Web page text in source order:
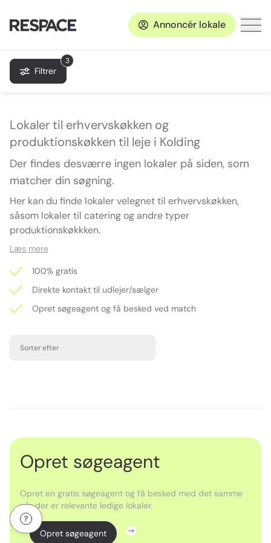
Annoncér lokale
3
Filtrer
Lokaler til erhvervskøkken og
produktionskøkken til leje i Kolding
Der findes desværre ingen lokaler på siden, som
matcher din søgning.
Her kan du finde lokaler velegnet til erhvervskøkken,
såsom lokaler til catering og andre typer
produktionskøkkken.
Læs mere
100% gratis
Direkte kontakt til udlejer/sælger
Opret søgeagent og få besked ved match
Sorter efter
Opret søgeagent
Opret en gratis søgeagent og få besked med det samme
når der er relevante ledige lokaler.
Opret søgeagent